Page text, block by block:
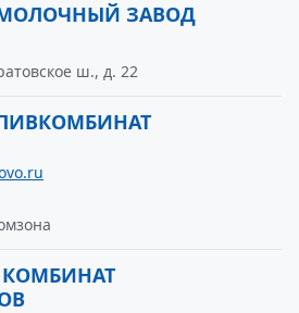
ЗАВОД
ш., д. 22